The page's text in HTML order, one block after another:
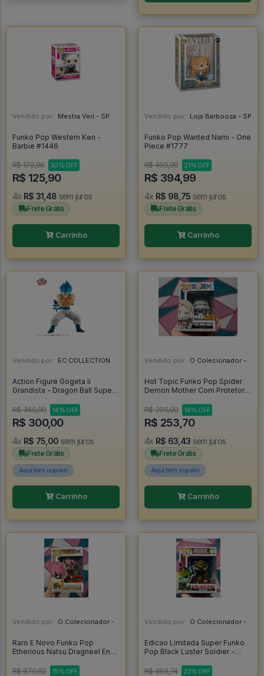
Vendido por: Mestra Veri - SP
Funko Pop Western Ken -
Barbie #1446
R$ 179,86 30% OFF
R$ 125,90
4x R$ 31,48 sem juros
Frete Grátis
Carrinho
Vendido por: Loja Barbooza - SP
Funko Pop Wanted Nami - One
Piece #1777
R$ 499,99 21% OFF
R$ 394,99
4x R$ 98,75 sem juros
Frete Grátis
Carrinho
Vendido por: EC COLLECTION - SP
Action Figure Gogeta Ii
Grandista - Dragon Ball Super -
R$ 349,90
14% OFF
R$ 300,00
4x R$ 75,00 sem juros
Frete Grátis
Aqui tem cupom
Carrinho
Vendido por: O Colecionador - SP
Hot Topic Funko Pop Spider
Demon Mother Com Protetor -
R$ 295,00
14% OFF
R$ 253,70
4x R$ 63,43 sem juros
Frete Grátis
Aqui tem cupom
Carrinho
Vendido por: O Colecionador - SP
Raro E Novo Funko Pop
Etherious Natsu Dragneel End
R$ 870,92
15% OFF
Vendido por: O Colecionador - SP
Edicao Limitada Super Funko
Pop Black Luster Soldier -
R$ 459,74
23% OFF